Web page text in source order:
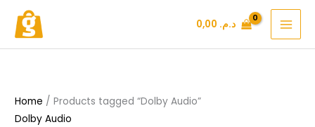
content
د.م.
Home / Products tagged “Dolby Audio”
Dolby Audio